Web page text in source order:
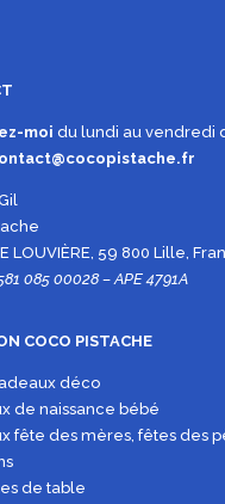
moi du lundi au vendredi
LOUVIÈRE, 59 800 Lille,
085 00028 – APE 4791A
COCO PISTACHE
déco
de naissance bébé
fête des mères, fêtes des
de table